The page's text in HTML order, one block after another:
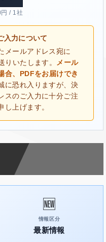
/ 1社
入力について
メールアドレス宛に
りいたします。
メール
合、PDFをお届けでき
に恐れ入りますが、決
スのご入力に十分ご注
し上げます。
🆕
情報区分
最新情報